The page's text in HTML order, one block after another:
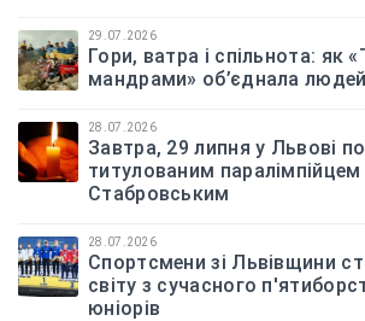
29.07.2026
Гори, ватра і спільнота: як
мандрами» об’єднала
28.07.2026
Завтра, 29 липня у Львові
титулованим
Стабровським
28.07.2026
Спортсмени зі Львівщини
світу з сучасного
юніорів